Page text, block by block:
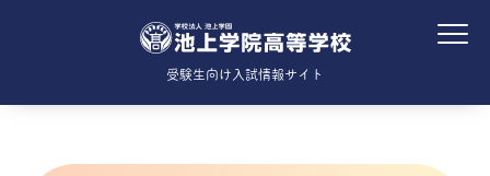
受験生向け入試情報サイト